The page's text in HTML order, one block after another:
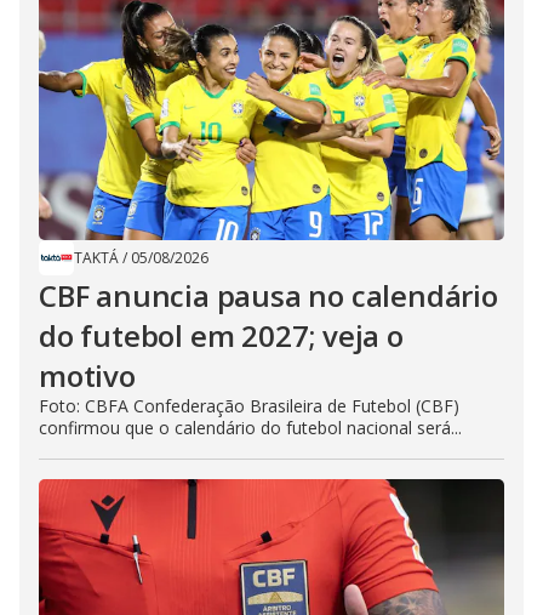
TAKTÁ/ 05/08/2026
CBF anuncia pausa no calendário
do futebol em 2027; veja o
motivo
Foto: CBFA Confederação Brasileira de Futebol (CBF)
confirmou que o calendário do futebol nacional será...